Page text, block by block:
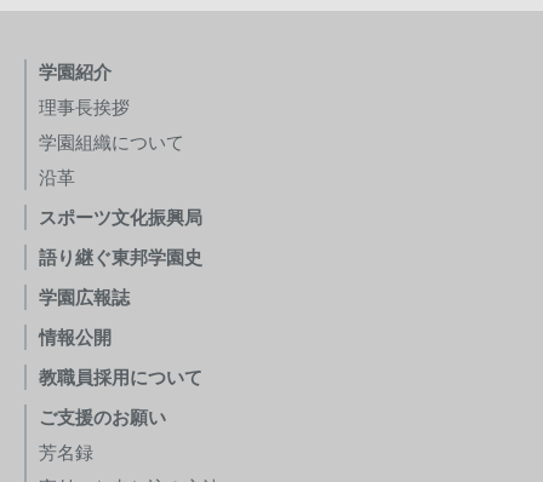
学園紹介
理事長挨拶
学園組織について
沿革
スポーツ文化振興局
語り継ぐ東邦学園史
学園広報誌
情報公開
教職員採用について
ご支援のお願い
芳名録